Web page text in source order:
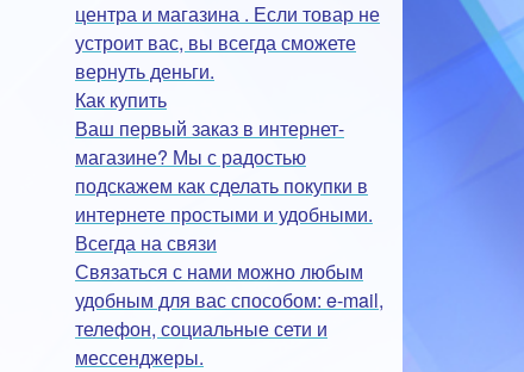
центра и магазина . Если товар не
устроит вас, вы всегда сможете
вернуть деньги.
Как купить
Ваш первый заказ в интернет-
магазине? Мы с радостью
подскажем как сделать покупки в
интернете простыми и удобными.
Всегда на связи
Связаться с нами можно любым
удобным для вас способом: e-mail,
телефон, социальные сети и
мессенджеры.